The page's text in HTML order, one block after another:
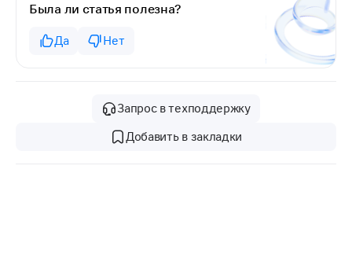
Была ли статья полезна?
Да Нет
Запрос в техподдержку
Добавить в закладки